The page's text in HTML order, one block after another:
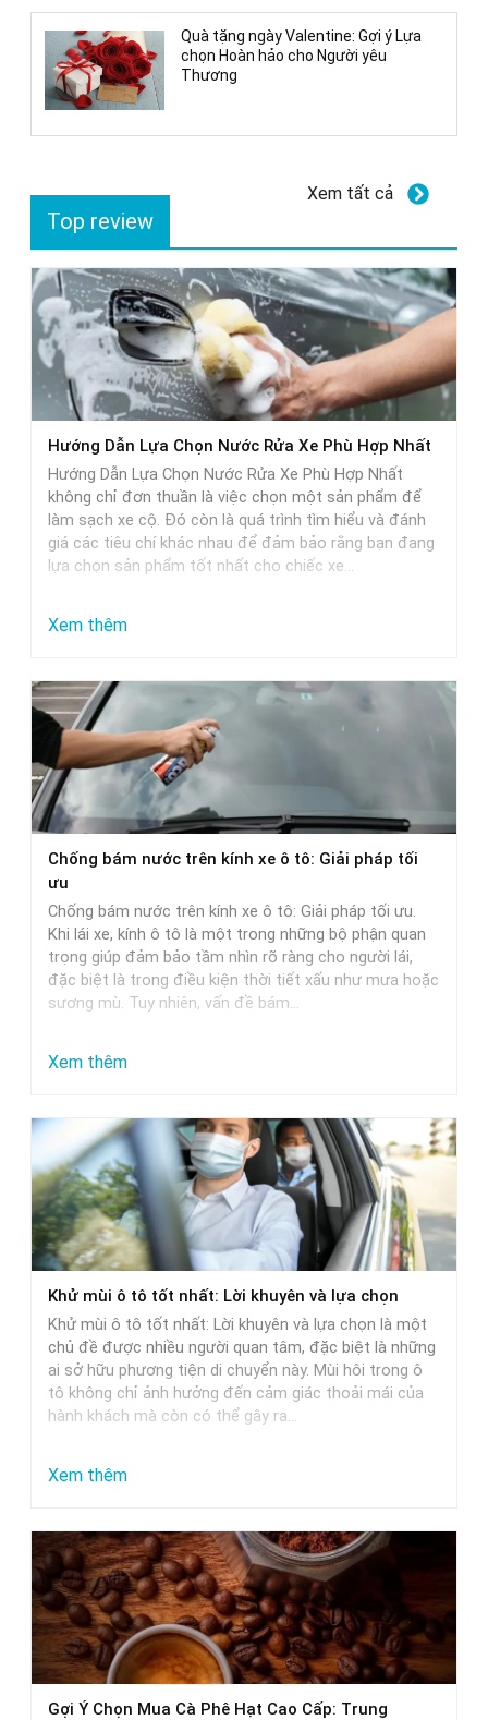
Quà tặng ngày Valentine: Gợi ý Lựa
chọn Hoàn hảo cho Người yêu
Thương
Top review
Xem tất cả
Hướng Dẫn Lựa Chọn Nước Rửa Xe Phù Hợp Nhất
Hướng Dẫn Lựa Chọn Nước Rửa Xe Phù Hợp Nhất
không chỉ đơn thuần là việc chọn một sản phẩm để
làm sạch xe cộ. Đó còn là quá trình tìm hiểu và đánh
giá các tiêu chí khác nhau để đảm bảo rằng bạn đang
lựa chọn sản phẩm tốt nhất cho chiếc xe…
Xem thêm:
Dẫn
Chọn
Nước
Rửa
Xe
Phù
Nhất
Chống bám nước trên kính xe ô tô: Giải pháp tối
ưu
Chống bám nước trên kính xe ô tô: Giải pháp tối ưu.
Khi lái xe, kính ô tô là một trong những bộ phận quan
trọng giúp đảm bảo tầm nhìn rõ ràng cho người lái,
đặc biệt là trong điều kiện thời tiết xấu như mưa hoặc
sương mù. Tuy nhiên, vấn đề bám…
Xem thêm:
bám
nước
trên
kính
xe
ô
tô:
Giải
pháp
tối
ưu
Khử mùi ô tô tốt nhất: Lời khuyên và lựa chọn
Khử mùi ô tô tốt nhất: Lời khuyên và lựa chọn là một
chủ đề được nhiều người quan tâm, đặc biệt là những
ai sở hữu phương tiện di chuyển này. Mùi hôi trong ô
tô không chỉ ảnh hưởng đến cảm giác thoải mái của
hành khách mà còn có thể gây ra…
Xem thêm:
mùi
ô
tô
tốt
nhất:
Lời
Gợi Ý Chọn Mua Cà Phê Hạt Cao Cấp: Trung